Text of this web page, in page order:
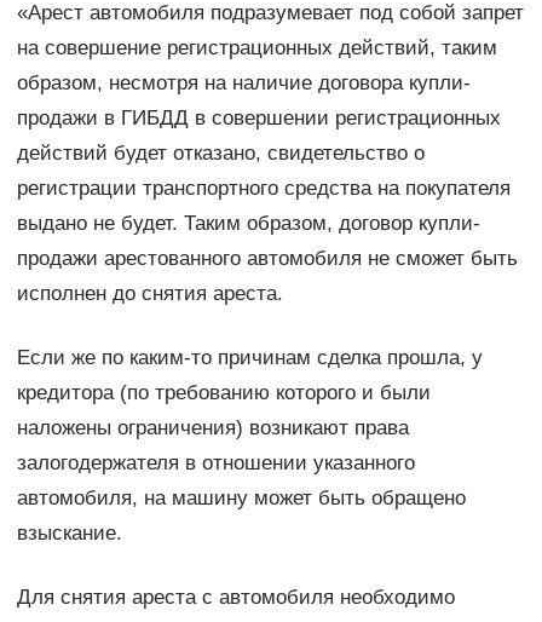
«Арест автомобиля подразумевает под собой запрет
на совершение регистрационных действий, таким
образом, несмотря на наличие договора купли-
продажи в ГИБДД в совершении регистрационных
действий будет отказано, свидетельство о
регистрации транспортного средства на покупателя
выдано не будет. Таким образом, договор купли-
продажи арестованного автомобиля не сможет быть
исполнен до снятия ареста.
Если же по каким-то причинам сделка прошла, у
кредитора (по требованию которого и были
наложены ограничения) возникают права
залогодержателя в отношении указанного
автомобиля, на машину может быть обращено
взыскание.
Для снятия ареста с автомобиля необходимо